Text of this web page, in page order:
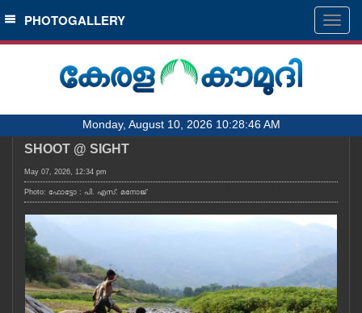
SECTIONS
HOME
NOTIFIED NEWS
KERALA
LOCAL
OBITUARY
PHOTOGALLERY
Monday, August 10, 2026 10:28:46 AM
SHOOT @ SIGHT
May 07, 2026, 12:34 pm
Photo: ഫോട്ടോ : പി. എസ്. മനോജ്